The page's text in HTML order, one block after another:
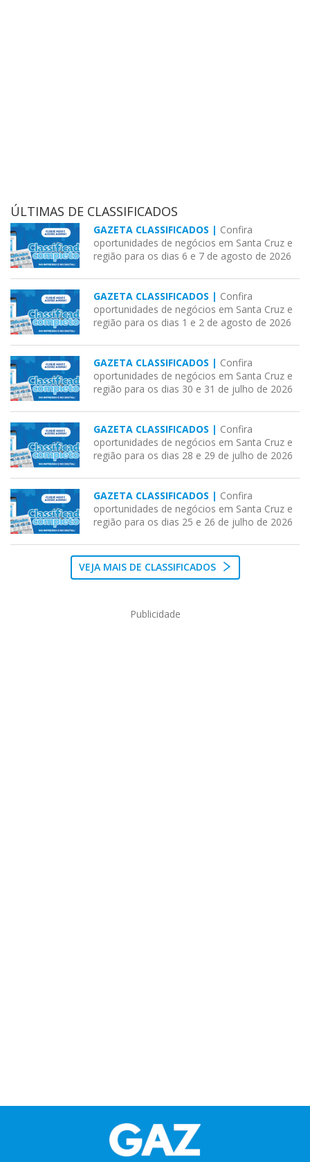
ÚLTIMAS DE CLASSIFICADOS
GAZETA CLASSIFICADOS | Confira
oportunidades de negócios em Santa Cruz e
região para os dias 6 e 7 de agosto de 2026
GAZETA CLASSIFICADOS | Confira
oportunidades de negócios em Santa Cruz e
região para os dias 1 e 2 de agosto de 2026
GAZETA CLASSIFICADOS | Confira
oportunidades de negócios em Santa Cruz e
região para os dias 30 e 31 de julho de 2026
GAZETA CLASSIFICADOS | Confira
oportunidades de negócios em Santa Cruz e
região para os dias 28 e 29 de julho de 2026
GAZETA CLASSIFICADOS | Confira
oportunidades de negócios em Santa Cruz e
região para os dias 25 e 26 de julho de 2026
VEJA MAIS DE CLASSIFICADOS
Publicidade